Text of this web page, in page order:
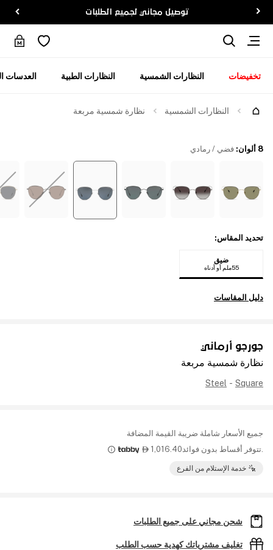
توصيل مجاني لجميع الطلبات
تخفيضات النظارات الشمسية النظارات الطبية العدسات
النظارات الشمسية نظارة شمسية مربعة
جورجو أرماني
نظارة شمسية مربعة
Steel - Square
جميع الأسعار شاملة ضريبة القيمة المضافة
.تتوفر أقساط بدون فوائد1,016.40

خدمة الإستلام من الفرع
8 ألوان : فضي / رمادي
تحديد المقاس:
ضيق
55ملم أو أدناه
دليل المقاسات
شحن مجاني على جميع الطلبات
تغليف مشترياتك كهدية حسب الطلب